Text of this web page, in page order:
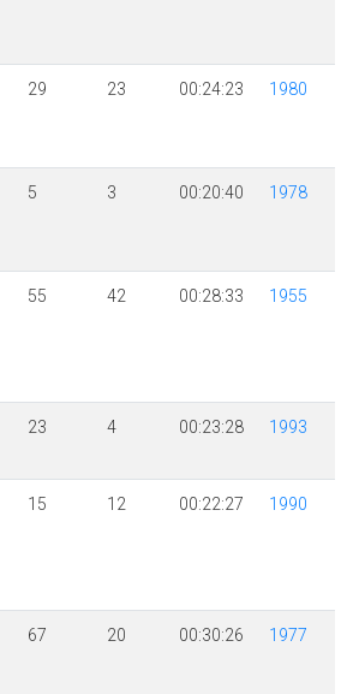
29 23 00:24:23 1980
5 3 00:20:40 1978
55 42 00:28:33 1955
23 4 00:23:28 1993
15 12 00:22:27 1990
67 20 00:30:26 1977